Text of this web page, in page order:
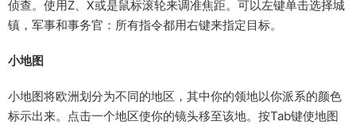
侦查。使用Z、X或是鼠标滚轮来调准焦距。可以左键单击选择城
镇，军事和事务官：所有指令都用右键来指定目标。
小地图
小地图将欧洲划分为不同的地区，其中你的领地以你派系的颜色
标示出来。点击一个地区使你的镜头移至该地。按Tab键使地图